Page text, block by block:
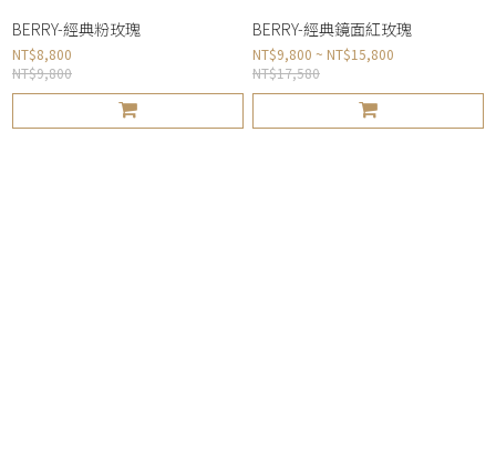
BERRY-經典粉玫瑰
NT$8,800
NT$9,800
BERRY-經典鏡面紅玫瑰
NT$9,800 ~ NT$15,800
NT$17,580